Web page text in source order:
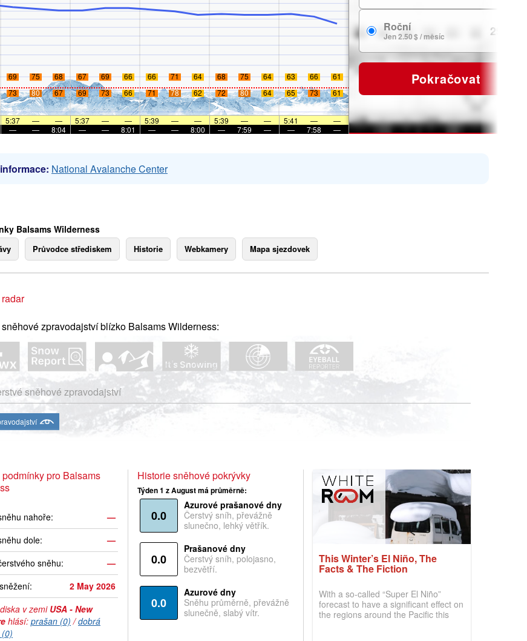
69 75 68 67 69 66 66 71 64 68 75 64 63 66
61
73 80 67 69 73 66 71 78 62 72 80 64 65 73 61
5:37 — — 5:37 — — 5:39 — — 5:39 — — 5:41 —
—
— — 8:04 — — 8:01 — — 8:00 — 7:59 — — 7:58 —
Roční
Jen 2.50 $ / měsíc 29.99 $
Pokračovat
National Avalanche Center
Balsams Wilderness
Průvodce střediskem Historie Webkamery Mapa sjezdovek
zpravodajství blízko Balsams Wilderness:
sněhové zpravodajství
pro Balsams
nahoře:
—
dole:
—
sněhu:
—
2 May 2026
v zemiUSA - New
hlásí: prašan (0) /dobrá
Historie sněhové pokrývky
Týden 1 z August má průměrně:
0.0
Azurové prašanové dny
Čerstvý sníh, převážně
slunečno, lehký větřík.
0.0
Prašanové dny
Čerstvý sníh, polojasno,
bezvětří.
0.0
Azurové dny
Sněhu průměrně, převážně
slunečně, slabý vítr.
This Winter’s El Niño, The
Facts & The Fiction
With a so-called “Super El Niño”
forecast to have a significant effect on
the regions around the Pacific this